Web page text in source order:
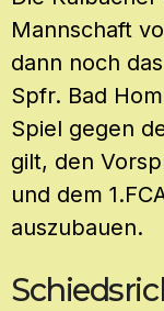
Mannschaft
dann noch
Spfr. Bad
Spiel gegen
gilt, den
und dem
auszubauen.